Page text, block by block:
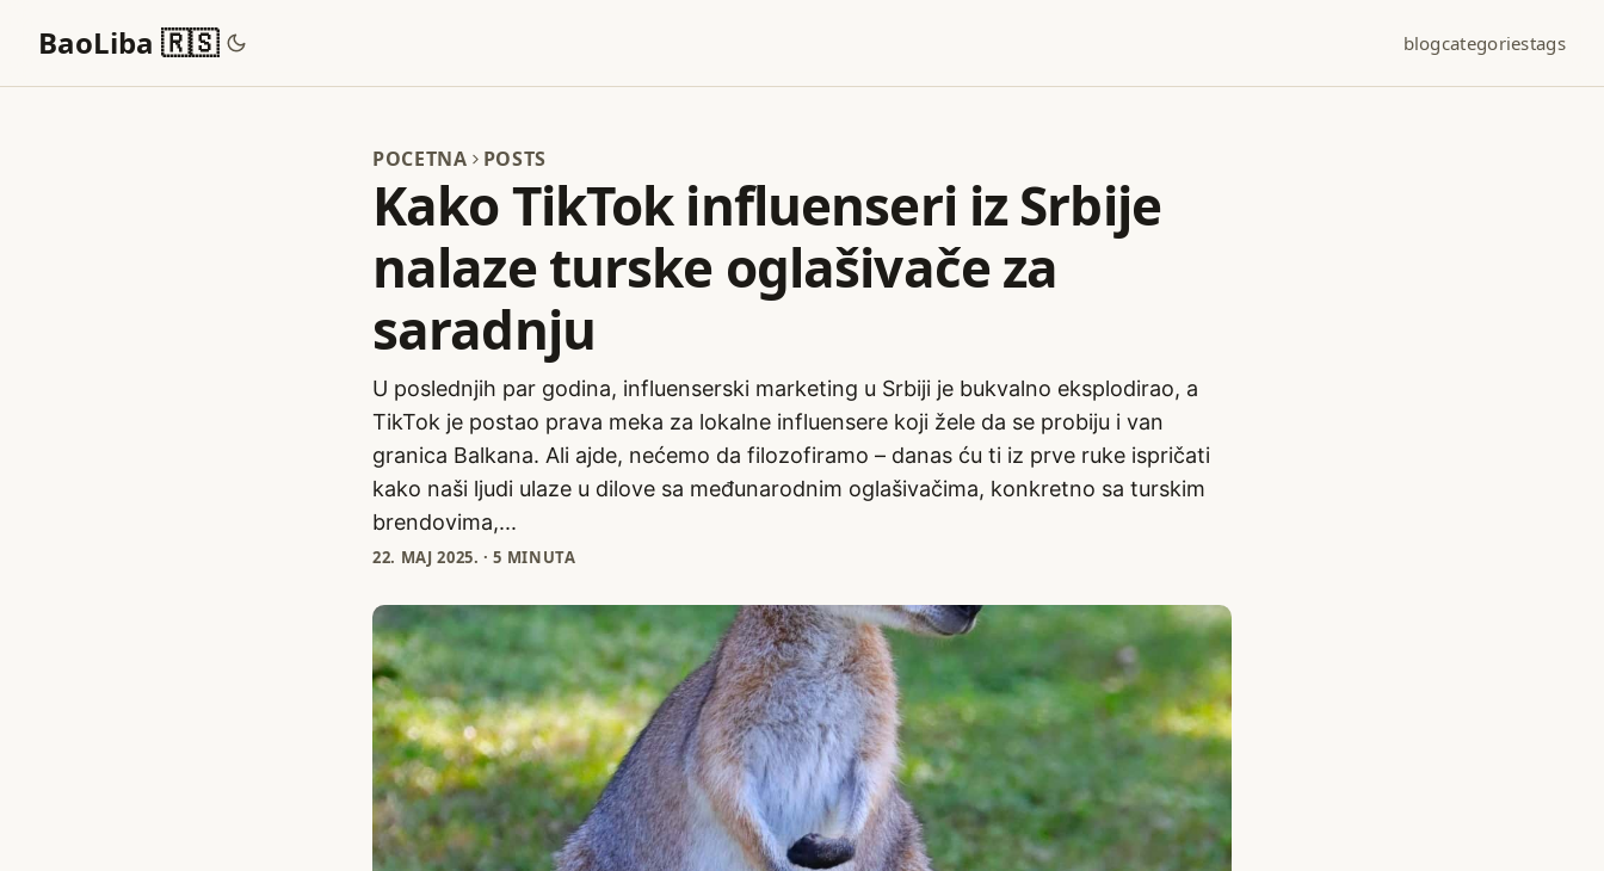
BaoLiba 🇷🇸 blogcategoriestags
POCETNA POSTS
Kako TikTok influenseri iz Srbije
nalaze turske oglašivače za
saradnju
U poslednjih par godina, influenserski marketing u Srbiji je bukvalno eksplodirao, a
TikTok je postao prava meka za lokalne influensere koji žele da se probiju i van
granica Balkana. Ali ajde, nećemo da filozofiramo – danas ću ti iz prve ruke ispričati
kako naši ljudi ulaze u dilove sa međunarodnim oglašivačima, konkretno sa turskim
brendovima,...
22. МАЈ 2025. ·5 MINUTA